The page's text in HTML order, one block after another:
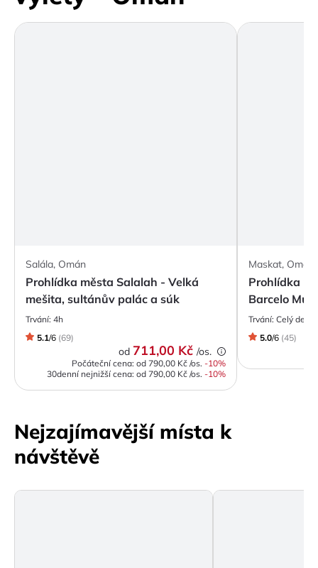
Salála, Omán
Prohlídka města Salalah - Velká
mešita, sultánův palác a súk
Trvání: 4h
5.1/6 (69)
od 711,00 Kč /os.
Počáteční cena: od 790,00 Kč /os. -10%
30denní nejnižší cena: od 790,00 Kč /os. -10%
Maskat, Omán
Prohlídka
Barcelo
Trvání: Celý den
5.0/6 (45)
Nejzajímavější místa k
návštěvě